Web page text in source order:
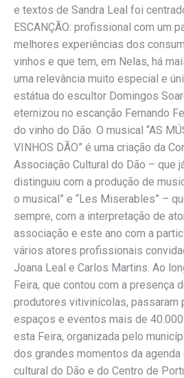
e textos de Sandra Leal foi
ESCANÇÃO: profissional com um
melhores experiências dos
vinhos e que tem, em Nelas, há
uma relevância muito especial e
estátua do escultor Domingos
eternizou no escanção Fernando
do vinho do Dão. O musical “AS
VINHOS DÃO” é uma criação da
Associação Cultural do Dão – que
distinguiu com a produção de
o musical” e “Les Miserables” –
sempre, com a interpretação de
associação e este ano com a
vários atores profissionais
Joana Leal e Carlos Martins. Ao
Feira, que contou com a presença
produtores vitivinícolas,
espaços e eventos mais de
esta Feira, organizada pelo
dos grandes momentos da
cultural do Dão e do Centro de